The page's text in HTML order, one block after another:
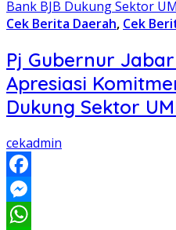
Cek Berita Daerah, Cek
Pj Gubernur
Apresiasi
Dukung Sektor
cekadmin
Facebook
Messenger